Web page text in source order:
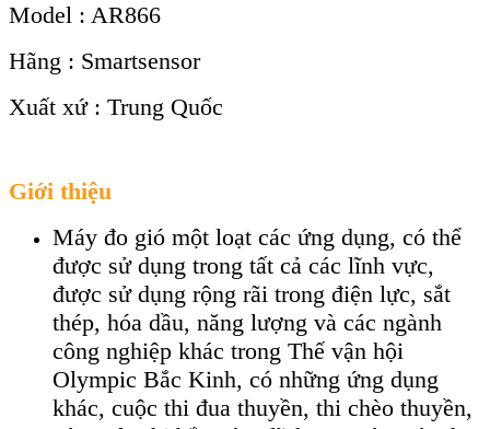
Model : AR866
Hãng : Smartsensor
Xuất xứ : Trung Quốc
Giới thiệu
Máy đo gió một loạt các ứng dụng, có thể
được sử dụng trong tất cả các lĩnh vực,
được sử dụng rộng rãi trong điện lực, sắt
thép, hóa dầu, năng lượng và các ngành
công nghiệp khác trong Thế vận hội
Olympic Bắc Kinh, có những ứng dụng
khác, cuộc thi đua thuyền, thi chèo thuyền,